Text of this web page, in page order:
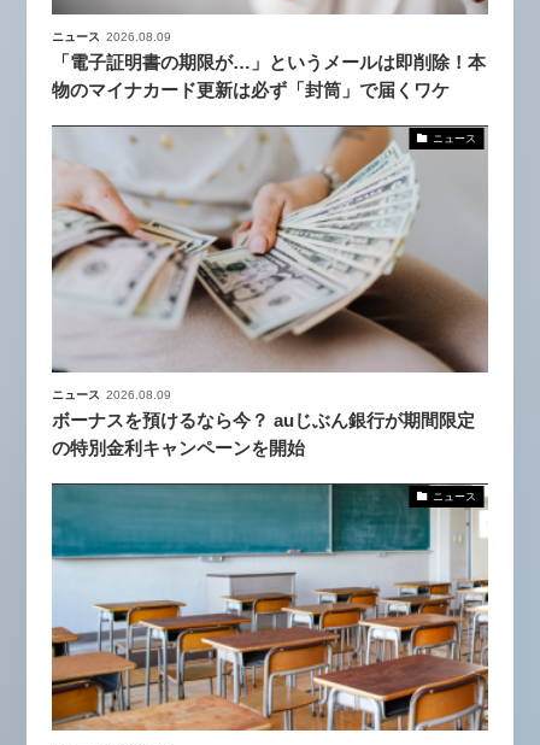
ニュース 2026.08.09
「電子証明書の期限が…」というメールは即削除！本
物のマイナカード更新は必ず「封筒」で届くワケ
ニュース
ニュース 2026.08.09
ボーナスを預けるなら今？ auじぶん銀行が期間限定
の特別金利キャンペーンを開始
ニュース